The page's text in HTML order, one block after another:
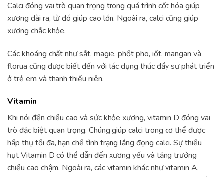
Calci đóng vai trò quan trọng trong quá trình cốt hóa giúp
xương dài ra, từ đó giúp cao lớn. Ngoài ra, calci cũng giúp
xương chắc khỏe.
Các khoáng chất như sắt, magie, phốt pho, iốt, mangan và
florua cũng được biết đến với tác dụng thúc đẩy sự phát triển
ở trẻ em và thanh thiếu niên.
Vitamin
Khi nói đến chiều cao và sức khỏe xương, vitamin D đóng vai
trò đặc biệt quan trọng. Chúng giúp calci trong cơ thể được
hấp thụ tối đa, hạn chế tình trạng lắng đọng calci. Sự thiếu
hụt Vitamin D có thể dẫn đến xương yếu và tăng trưởng
chiều cao chậm. Ngoài ra, các vitamin khác như vitamin A,